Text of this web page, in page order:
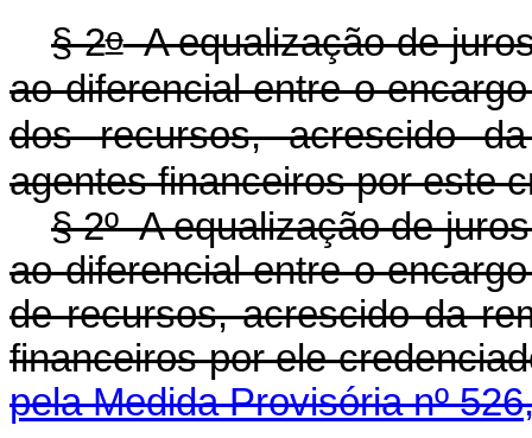
§ 2oA equalização de
ao diferencial entre o
dos recursos, acrescido
agentes financeiros por este
§ 2º A equalização de
ao diferencial entre o
de recursos, acrescido da
financeiros por ele
pela Medida Provisória nº